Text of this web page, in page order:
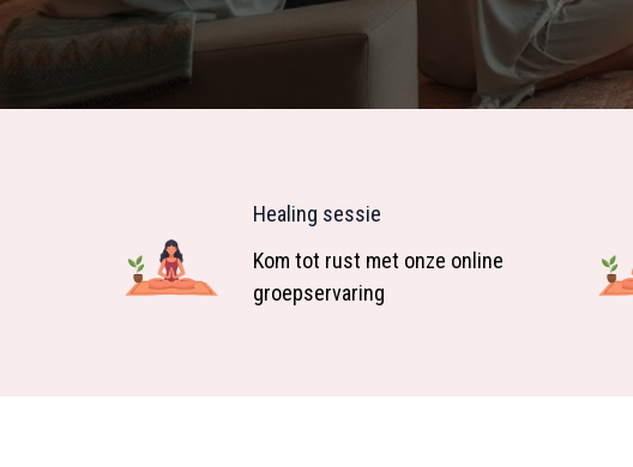
Healing sessie
Kom tot rust met onze online
groepservaring